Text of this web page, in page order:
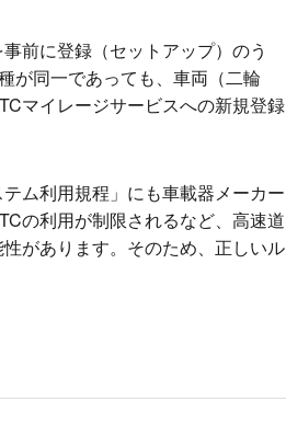
前に登録（セットアップ）のう
が同一であっても、車両（二輪
マイレージサービスへの新規登録
ム利用規程」にも車載器メーカー
の利用が制限されるなど、高速道
があります。そのため、正しいル